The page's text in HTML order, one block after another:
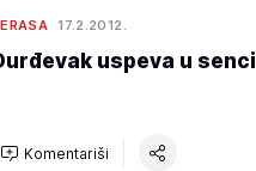
17.2.2012.
uspeva u senci
Komentariši